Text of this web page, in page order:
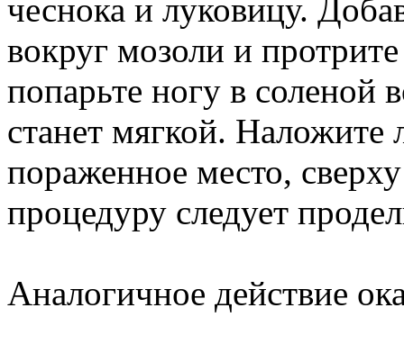
чеснока и луковицу.
вокруг мозоли и
попарьте ногу в соленой
станет мягкой. Наложите
пораженное место,
процедуру следует
Аналогичное действие